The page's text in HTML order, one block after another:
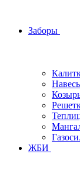
Заборы
ЖБИ